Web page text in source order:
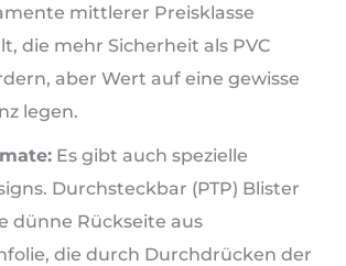
mittlerer Preisklasse
die mehr Sicherheit als PVC
aber Wert auf eine gewisse
legen.
Es gibt auch spezielle
Durchsteckbar (PTP) Blister
dünne Rückseite aus
die durch Durchdrücken der